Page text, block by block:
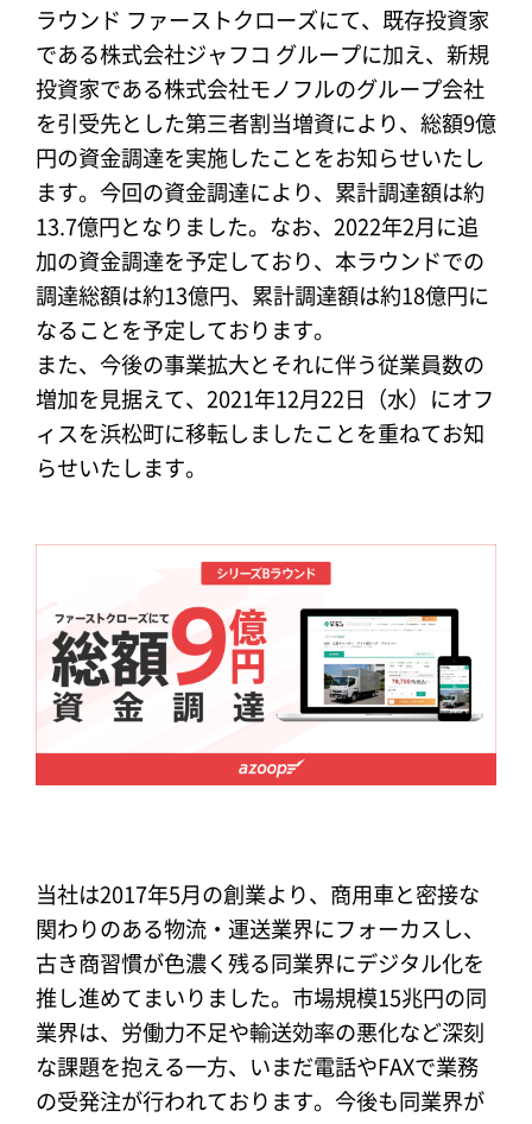
ラウンド ファーストクローズにて、既存投資家
である株式会社ジャフコ グループに加え、新規
投資家である株式会社モノフルのグループ会社
を引受先とした第三者割当増資により、総額9億
円の資金調達を実施したことをお知らせいたし
ます。今回の資金調達により、累計調達額は約
13.7億円となりました。なお、2022年2月に追
加の資金調達を予定しており、本ラウンドでの
調達総額は約13億円、累計調達額は約18億円に
なることを予定しております。
また、今後の事業拡大とそれに伴う従業員数の
増加を見据えて、2021年12月22日（水）にオフ
ィスを浜松町に移転しましたことを重ねてお知
らせいたします。
当社は2017年5月の創業より、商用車と密接な
関わりのある物流・運送業界にフォーカスし、
古き商習慣が色濃く残る同業界にデジタル化を
推し進めてまいりました。市場規模15兆円の同
業界は、労働力不足や輸送効率の悪化など深刻
な課題を抱える一方、いまだ電話やFAXで業務
の受発注が行われております。今後も同業界が